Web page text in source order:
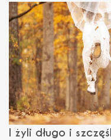
I żyli długo i